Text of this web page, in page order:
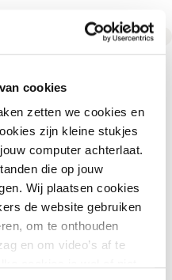
cookies
zetten we cookies en
zijn kleine stukjes
computer achterlaat.
die op jouw
Wij plaatsen cookies
de website gebruiken
om te onthouden
en om video’s af te